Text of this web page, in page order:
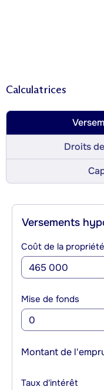
Calculatrices
Droits
Versements
Coût de la propriété
Mise de fonds
Montant de
Taux d'intérêt